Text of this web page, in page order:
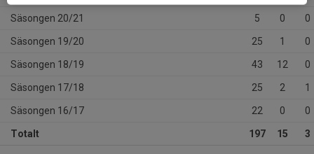
Säsongen 20/21 5 0 0
Säsongen 19/20 25 1 0
Säsongen 18/19 43 12 0
Säsongen 17/18 25 2 1
Säsongen 16/17 22 0 0
Totalt 197 15 3